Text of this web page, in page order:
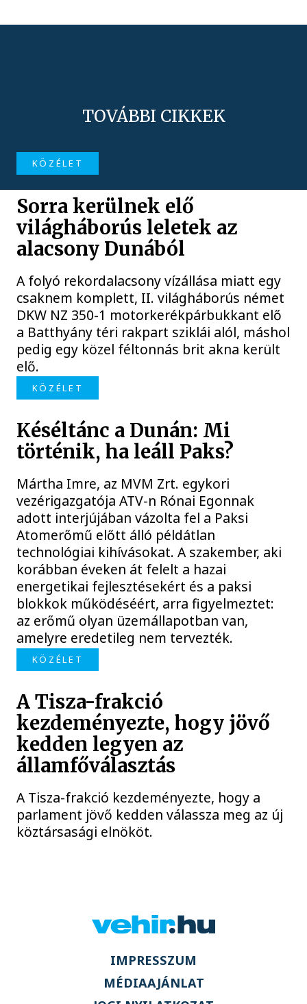
TOVÁBBI CIKKEK
KÖZÉLET
Sorra kerülnek elő
világháborús leletek az
alacsony Dunából
A folyó rekordalacsony vízállása miatt egy
csaknem komplett, II. világháborús német
DKW NZ 350-1 motorkerékpárbukkant elő
a Batthyány téri rakpart sziklái alól, máshol
pedig egy közel féltonnás brit akna került
elő.
KÖZÉLET
Késéltánc a Dunán: Mi
történik, ha leáll Paks?
Mártha Imre, az MVM Zrt. egykori
vezérigazgatója ATV-n Rónai Egonnak
adott interjújában vázolta fel a Paksi
Atomerőmű előtt álló példátlan
technológiai kihívásokat. A szakember, aki
korábban éveken át felelt a hazai
energetikai fejlesztésekért és a paksi
blokkok működéséért, arra figyelmeztet:
az erőmű olyan üzemállapotban van,
amelyre eredetileg nem tervezték.
KÖZÉLET
A Tisza-frakció
kezdeményezte, hogy jövő
kedden legyen az
államfőválasztás
A Tisza-frakció kezdeményezte, hogy a
parlament jövő kedden válassza meg az új
köztársasági elnököt.
IMPRESSZUM
MÉDIAAJÁNLAT